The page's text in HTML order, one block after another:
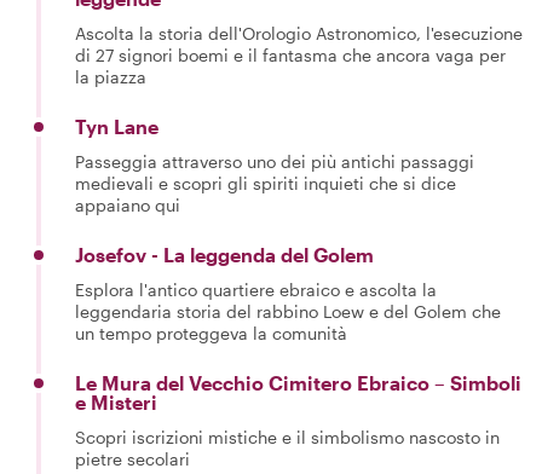
Ascolta la storia dell'Orologio Astronomico, l'esecuzione
di 27 signori boemi e il fantasma che ancora vaga per
la piazza
Tyn Lane
Passeggia attraverso uno dei più antichi passaggi
medievali e scopri gli spiriti inquieti che si dice
appaiano qui
Josefov - La leggenda del Golem
Esplora l'antico quartiere ebraico e ascolta la
leggendaria storia del rabbino Loew e del Golem che
un tempo proteggeva la comunità
Le Mura del Vecchio Cimitero Ebraico – Simboli
e Misteri
Scopri iscrizioni mistiche e il simbolismo nascosto in
pietre secolari